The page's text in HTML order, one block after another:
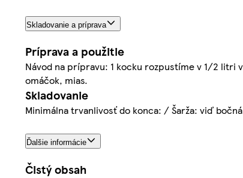
Skladovanie a príprava
Príprava a použitie
Návod na prípravu: 1 kocku rozpustíme v 1/2 litri
omáčok, mias.
Skladovanie
Minimálna trvanlivosť do konca: / Šarža: viď
Ďalšie informácie
Čistý obsah